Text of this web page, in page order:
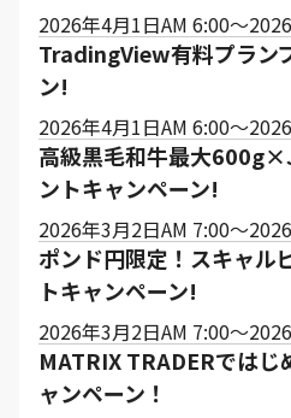
2026年4月1日AM 6:00～
TradingView有料プラン
ン!
2026年4月1日AM 6:00～
高級黒毛和牛最大
ントキャンペーン!
2026年3月2日AM 7:00～
ポンド円限定！スキャル
トキャンペーン!
2026年3月2日AM 7:00～
MATRIX TRADERでは
ャンペーン！